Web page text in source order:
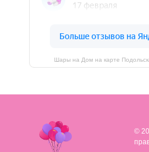
Шары на Дом на карте
©